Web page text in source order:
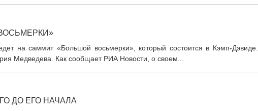
на саммит «Большой восьмерки», который состоится в Кэмп-Дэвиде.
Медведева. Как сообщает РИА Новости, о своем...
ДО ЕГО НАЧАЛА